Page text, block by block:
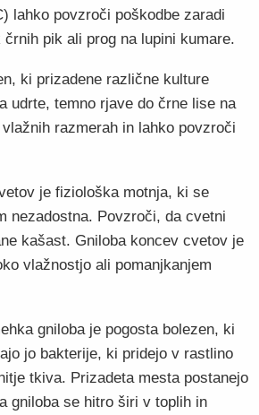
lahko povzroči poškodbe zaradi
pik ali prog na lupini kumare.
ki prizadene različne kulture
udrte, temno rjave do črne lise na
razmerah in lahko povzroči
je fiziološka motnja, ki se
nezadostna. Povzroči, da cvetni
kašast. Gniloba koncev cvetov je
vlažnostjo ali pomanjkanjem
gniloba je pogosta bolezen, ki
jo bakterije, ki pridejo v rastlino
tkiva. Prizadeta mesta postanejo
gniloba se hitro širi v toplih in